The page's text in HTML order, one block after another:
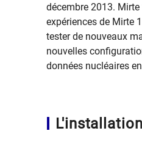
décembre 2013.
expériences de Mirte
tester de nouveaux
nouvelles
données nucléaires
L'installation